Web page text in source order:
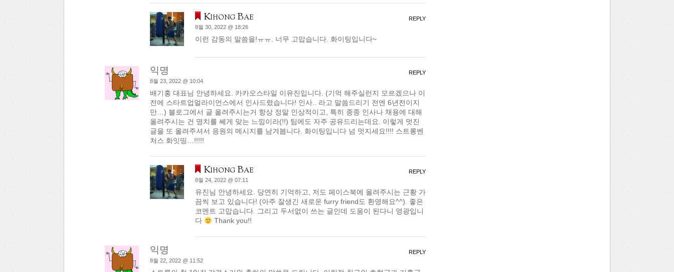
Kihong Bae
8월 30, 2022 @ 18:26
이런 감동의 말씀을!ㅠㅠ. 너무 고맙습니다. 화이팅입니다~
REPLY
익명
8월 23, 2022 @ 10:04
배기홍 대표님 안녕하세요. 카카오스타일 이유진입니다. (기억 해주실런지 모르겠으나 이
전에 스타트업얼라이언스에서 인사드렸습니다! 인사.. 라고 말씀드리기 전엔 6년전이지
만…) 블로그에서 글 올려주시는거 항상 정말 인상적이고, 특히 종종 인사나 채용에 대해
올려주시는 건 명치를 쎄게 맞는 느낌이라(!!) 팀에도 자주 공유드리는데요. 이렇게 멋진
글을 또 올려주셔서 응원의 메시지를 남겨봅니다. 화이팅입니다 넘 멋지세요!!!! 스트롱벤
처스 화잇띵…!!!!!
REPLY
Kihong Bae
8월 24, 2022 @ 07:11
유진님 안녕하세요. 당연히 기억하고, 저도 페이스북에 올려주시는 근황 가
끔씩 보고 있습니다! (아주 잘생긴 새로운 furry friend도 환영해요^^). 좋은
코멘트 고맙습니다. 그리고 두서없이 쓰는 글인데 도움이 된다니 영광입니
다
Thank you!!
REPLY
익명
8월 22, 2022 @ 11:52
REPLY